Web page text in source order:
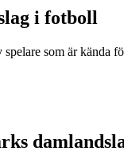
i fotboll
som är kända